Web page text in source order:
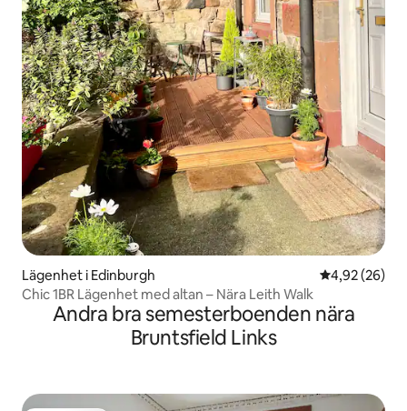
Lägenhet i Edinburgh 4,92 av 5 i
4,92 (26)
Chic 1BR Lägenhet med altan – Nära Leith Walk
Andra bra semesterboenden nära
Bruntsfield Links